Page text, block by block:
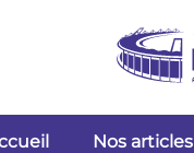
Nos articles